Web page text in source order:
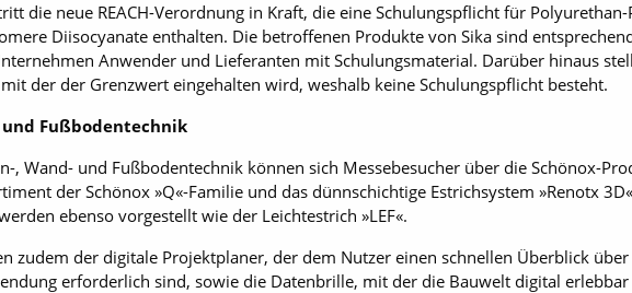
die neue REACH-Verordnung in Kraft, die eine Schulungspflicht für
Diisocyanate enthalten. Die betroffenen Produkte von Sika sind
Anwender und Lieferanten mit Schulungsmaterial. Darüber hinaus
der der Grenzwert eingehalten wird, weshalb keine Schulungspflicht besteht.
und Fußbodentechnik
, Wand- und Fußbodentechnik können sich Messebesucher über die Schönox-
der Schönox »Q«-Familie und das dünnschichtige Estrichsystem »Renotx
ebenso vorgestellt wie der Leichtestrich »LEF«.
zudem der digitale Projektplaner, der dem Nutzer einen schnellen Überblick
erforderlich sind, sowie die Datenbrille, mit der die Bauwelt digital